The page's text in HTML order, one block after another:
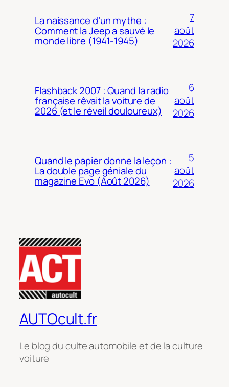
La naissance d’un mythe :
Comment la Jeep a sauvé le
monde libre (1941-1945)
7
août
2026
Flashback 2007 : Quand la radio
française rêvait la voiture de
2026 (et le réveil douloureux)
6
août
2026
Quand le papier donne la leçon :
La double page géniale du
magazine Evo (Août 2026)
5
août
2026
AUTOcult.fr
Le blog du culte automobile et de la culture
voiture